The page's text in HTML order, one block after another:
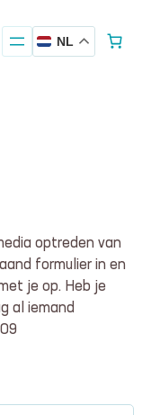
NL
optreden van
formulier in en
je op. Heb je
al iemand